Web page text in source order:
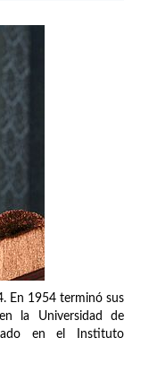
En 1954 terminó sus
la Universidad de
en el Instituto